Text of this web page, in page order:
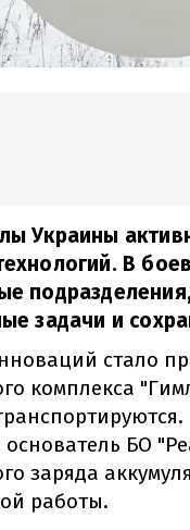
Украины
В
задачи и
стало
комплекса
БО
заряда
работы.